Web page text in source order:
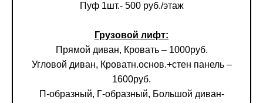
Пуф 1шт.- 500 руб./этаж
Грузовой лифт:
Прямой диван, Кровать – 1000руб.
Угловой диван, Кроватн.основ.+стен панель –
1600руб.
П-образный, Г-образный, Большой диван-